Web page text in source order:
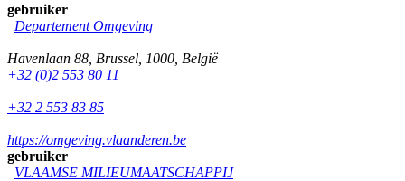
gebruiker
Departement Omgeving
Havenlaan 88 Brussel 1000 België
+32 (0)2 553 80 11
+32 2 553 83 85
https://omgeving.vlaanderen.be
gebruiker
VLAAMSE MILIEUMAATSCHAPPIJ